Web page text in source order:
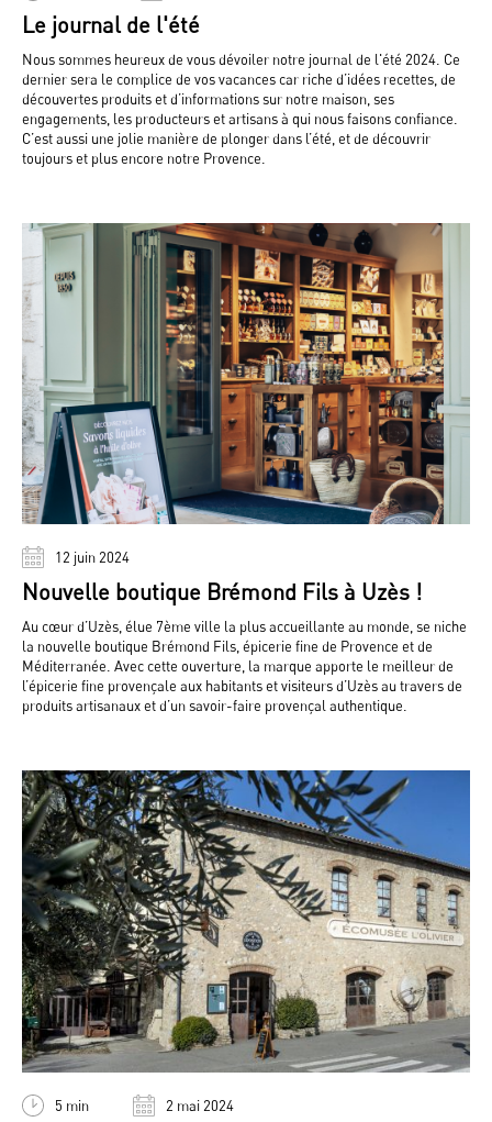
Le journal de l'été
Nous sommes heureux de vous dévoiler notre journal de l'été 2024. Ce
dernier sera le complice de vos vacances car riche d’idées recettes, de
découvertes produits et d’informations sur notre maison, ses
engagements, les producteurs et artisans à qui nous faisons confiance.
C’est aussi une jolie manière de plonger dans l’été, et de découvrir
toujours et plus encore notre Provence.
12 juin 2024
Nouvelle boutique Brémond Fils à Uzès !
Au cœur d’Uzès, élue 7ème ville la plus accueillante au monde, se niche
la nouvelle boutique Brémond Fils, épicerie fine de Provence et de
Méditerranée. Avec cette ouverture, la marque apporte le meilleur de
l’épicerie fine provençale aux habitants et visiteurs d’Uzès au travers de
produits artisanaux et d’un savoir-faire provençal authentique.
5 min 2 mai 2024